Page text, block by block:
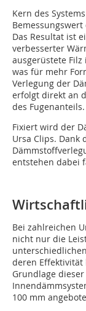
Kern des
Das Resultat ist
verbesserter
ausgerüstete
was für mehr
Verlegung der
erfolgt direkt an
des Fugenanteils.
Fixiert wird der
Ursa Clips. Dank
entstehen dabei
Bei zahlreichen
nicht nur die
deren Effektivität
Grundlage
100 mm